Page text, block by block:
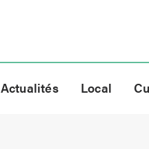
Actualités Local